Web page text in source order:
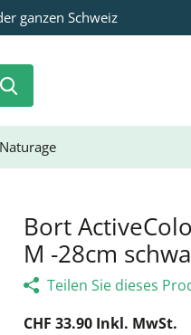
ganzen Schweiz
Naturage
Bort
M -28cm
Teilen Sie dieses
CHF 33.90 Inkl. MwSt.